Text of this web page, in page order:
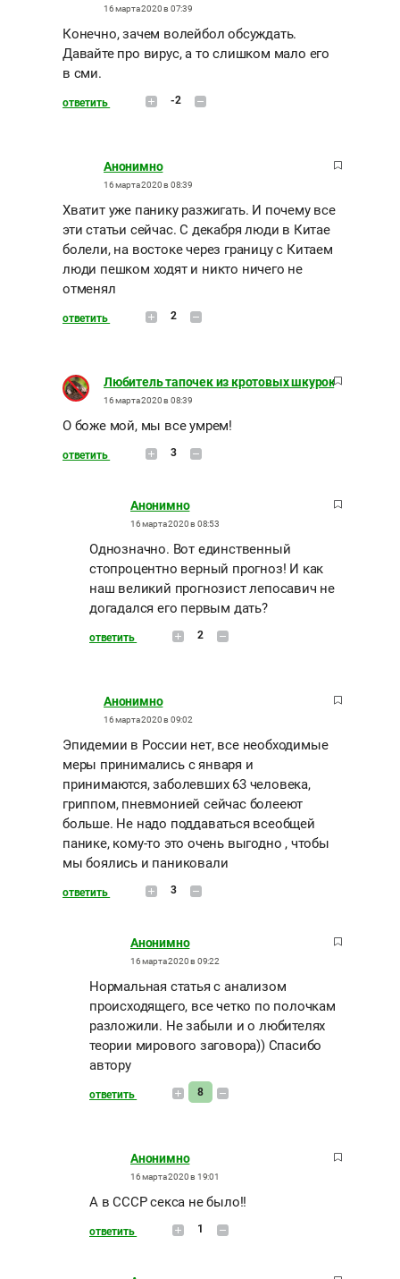
16 марта 2020 в 07:39
Конечно, зачем волейбол обсуждать.
Давайте про вирус, а то слишком мало его
в сми.
ответить -2
Анонимно
16 марта 2020 в 08:39
Хватит уже панику разжигать. И почему все
эти статьи сейчас. С декабря люди в Китае
болели, на востоке через границу с Китаем
люди пешком ходят и никто ничего не
отменял
ответить 2
Любитель тапочек из кротовых шкурок
16 марта 2020 в 08:39
О боже мой, мы все умрем!
ответить 3
Анонимно
16 марта 2020 в 08:53
Однозначно. Вот единственный
стопроцентно верный прогноз! И как
наш великий прогнозист лепосавич не
догадался его первым дать?
ответить 2
Анонимно
16 марта 2020 в 09:02
Эпидемии в России нет, все необходимые
меры принимались с января и
принимаются, заболевших 63 человека,
гриппом, пневмонией сейчас болееют
больше. Не надо поддаваться всеобщей
панике, кому-то это очень выгодно , чтобы
мы боялись и паниковали
ответить 3
Анонимно
16 марта 2020 в 09:22
Нормальная статья с анализом
происходящего, все четко по полочкам
разложили. Не забыли и о любителях
теории мирового заговора)) Спасибо
автору
ответить 8
Анонимно
16 марта 2020 в 19:01
А в СССР секса не было!!
ответить 1